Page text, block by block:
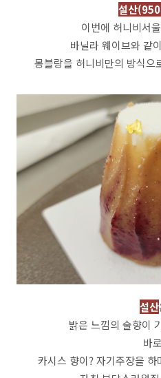
설산
이번에 허니비서
바닐라 웨이브와 같
몽블랑을 허니비만의 방식
설산
밝은 느낌의 술향이
바로
카시스 향이? 자기주장을